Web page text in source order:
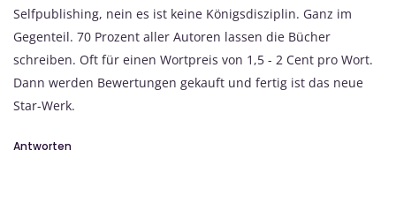
Selfpublishing, nein es ist keine Königsdisziplin. Ganz im
Gegenteil. 70 Prozent aller Autoren lassen die Bücher
schreiben. Oft für einen Wortpreis von 1,5 - 2 Cent pro Wort.
Dann werden Bewertungen gekauft und fertig ist das neue
Star-Werk.
Antworten